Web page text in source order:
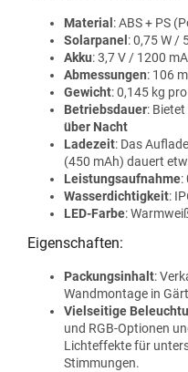
Material : ABS + PS
Solarpanel : 0,75 W /
Akku: 3,7 V / 1200
Abmessungen: 106
Gewicht: 0,145 kg
Betriebsdauer:
über Nacht
Ladezeit: Das
(450 mAh) dauert
Leistungsaufnahme:
Wasserdichtigkeit:
LED-Farbe:
Eigenschaften:
Packungsinhalt:
Wandmontage in
Vielseitige
und RGB-Optionen
Lichteffekte für
Stimmungen.